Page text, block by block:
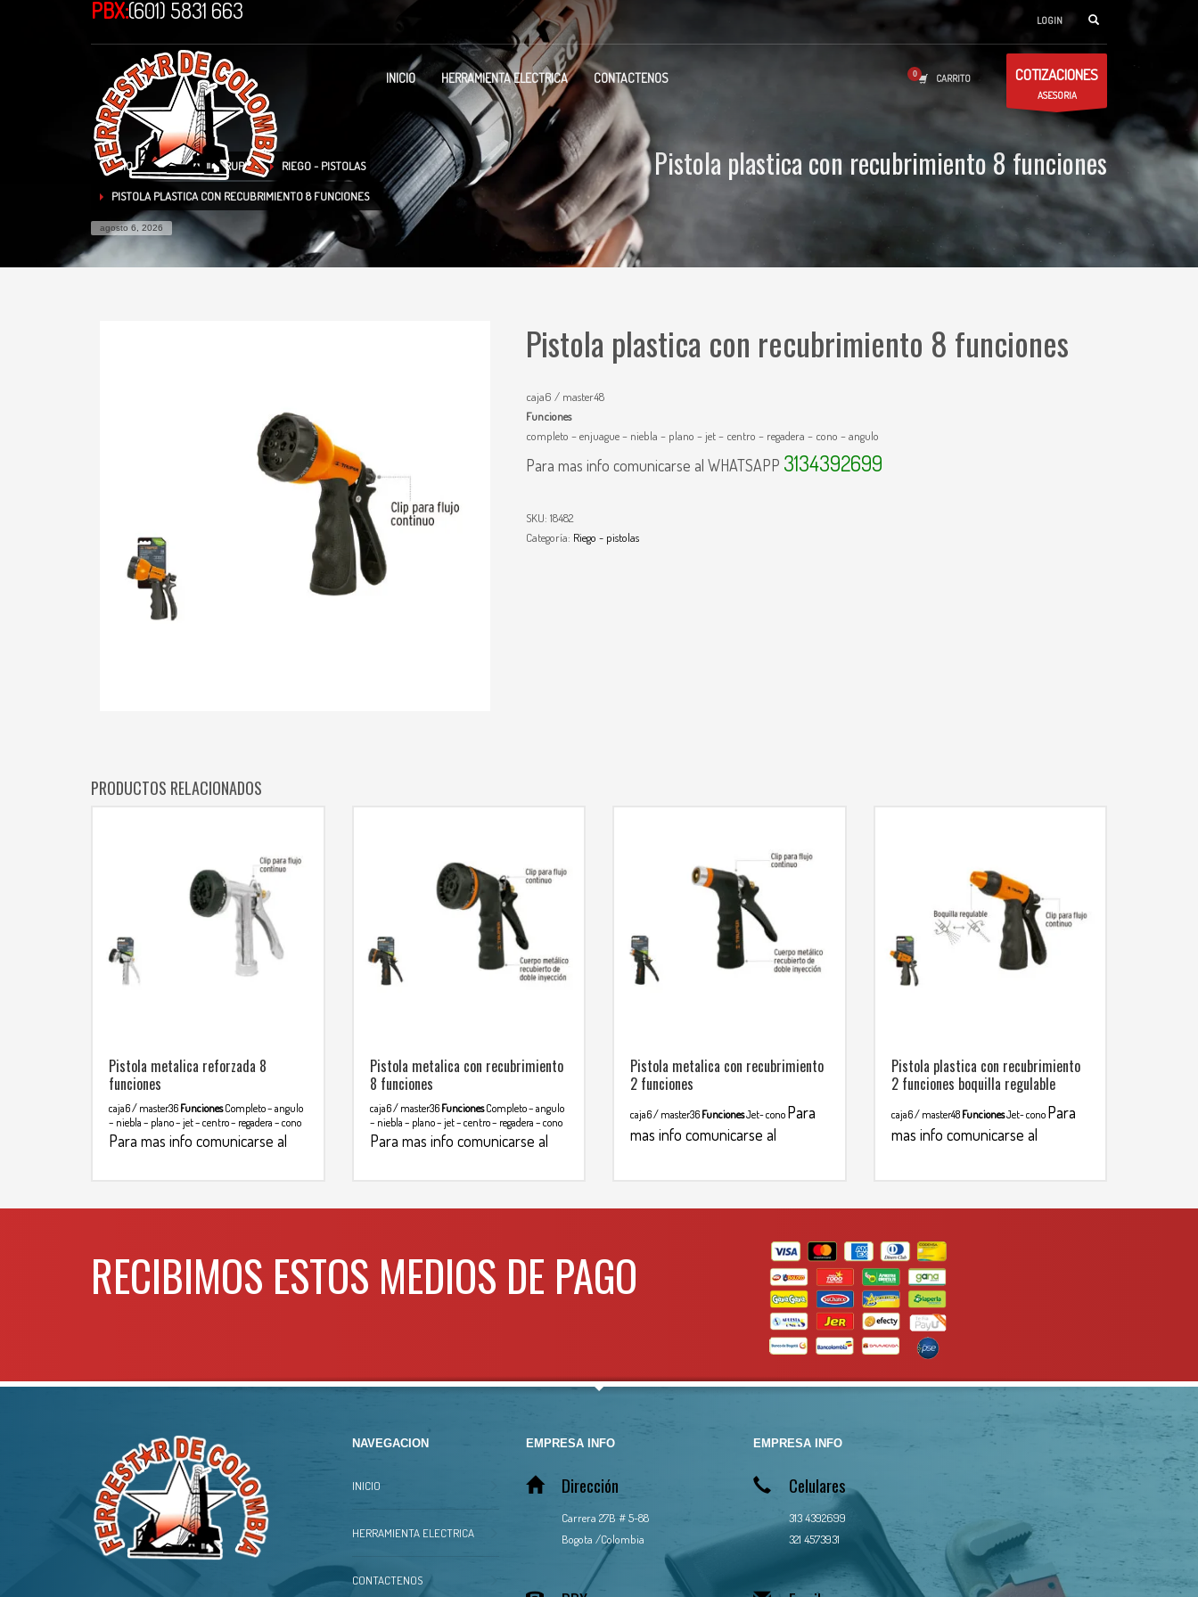
PBX:(601) 5831 663 LOGIN
INICIO HERRAMIENTA ELECTRICA CONTACTENOS CARRITO COTIZACIONES
ASESORIA
INICIO TIENDA TRUPER RIEGO - PISTOLAS
PISTOLA PLASTICA CON RECUBRIMIENTO 8 FUNCIONES
agosto 6, 2026
Pistola plastica con recubrimiento 8 funciones
Pistola plastica con recubrimiento 8 funciones
caja6 / master48
Funciones
completo – enjuague – niebla – plano – jet – centro – regadera – cono – angulo
Para mas info comunicarse al WHATSAPP 3134392699
SKU: 18482
Categoría: Riego - pistolas
PRODUCTOS RELACIONADOS
Pistola metalica reforzada 8
funciones
caja6 / master36 Funciones Completo – angulo
– niebla – plano – jet – centro – regadera – cono
Para mas info comunicarse al
Pistola metalica con recubrimiento
8 funciones
caja6 / master36 Funciones Completo – angulo
– niebla – plano – jet – centro – regadera – cono
Para mas info comunicarse al
Pistola metalica con recubrimiento
2 funciones
caja6 / master36 FuncionesJet- cono Para
mas info comunicarse al
Pistola plastica con recubrimiento
2 funciones boquilla regulable
caja6 / master48 FuncionesJet- cono Para
mas info comunicarse al
RECIBIMOS ESTOS MEDIOS DE PAGO
NAVEGACION
INICIO
HERRAMIENTA ELECTRICA
CONTACTENOS
EMPRESA INFO
Dirección
Carrera 27B # 5-88
Bogota /Colombia
EMPRESA INFO
Celulares
313 4392699
321 4573931